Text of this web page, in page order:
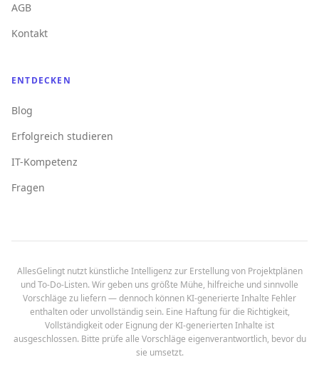
AGB
Kontakt
ENTDECKEN
Blog
Erfolgreich studieren
IT-Kompetenz
Fragen
AllesGelingt nutzt künstliche Intelligenz zur Erstellung von Projektplänen
und To-Do-Listen. Wir geben uns größte Mühe, hilfreiche und sinnvolle
Vorschläge zu liefern — dennoch können KI-generierte Inhalte Fehler
enthalten oder unvollständig sein. Eine Haftung für die Richtigkeit,
Vollständigkeit oder Eignung der KI-generierten Inhalte ist
ausgeschlossen. Bitte prüfe alle Vorschläge eigenverantwortlich, bevor du
sie umsetzt.